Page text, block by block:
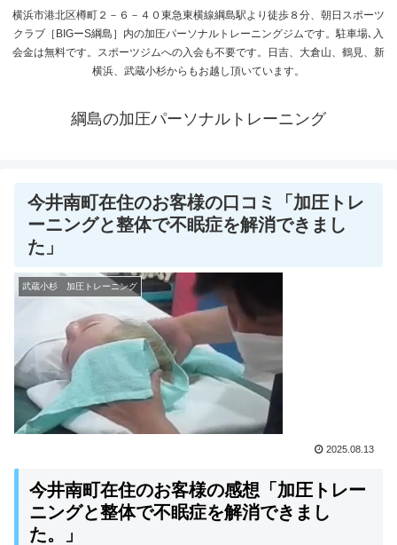
横浜市港北区樽町２－６－４０東急東横線綱島駅より徒歩８分、朝日スポーツ
クラブ［BIGーS綱島］内の加圧パーソナルトレーニングジムです。駐車場､入
会金は無料です。スポーツジムへの入会も不要です。日吉、大倉山、鶴見、新
横浜、武蔵小杉からもお越し頂いています。
綱島の加圧パーソナルトレーニング
今井南町在住のお客様の口コミ「加圧トレ
ーニングと整体で不眠症を解消できまし
た」
武蔵小杉 加圧トレーニング
2025.08.13
今井南町在住のお客様の感想「加圧トレー
ニングと整体で不眠症を解消できまし
た。」